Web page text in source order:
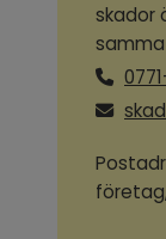
skador
företag,